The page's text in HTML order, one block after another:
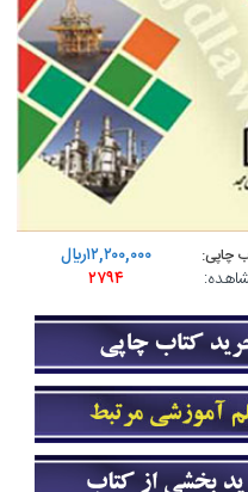
چاپی:
۱۲,۲۰۰,۰۰۰ريال
۲۷۹۴